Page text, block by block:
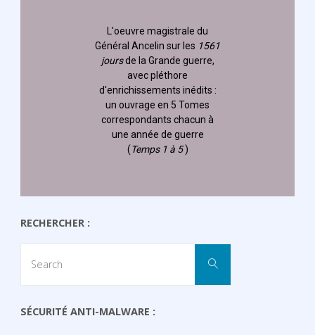
L'oeuvre magistrale du
Général Ancelin sur les 1561
joursde la Grande guerre,
avec pléthore
d'enrichissements inédits :
un ouvrage en 5 Tomes
correspondants chacun à
une année de guerre
(Temps 1 à 5)
RECHERCHER :
Search
SÉCURITÉ ANTI-MALWARE :